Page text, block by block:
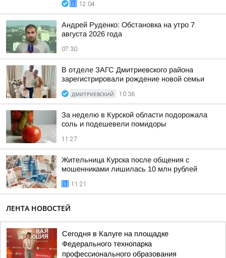
12:04
Андрей Руденко: Обстановка на утро 7
августа 2026 года
07:30
В отделе ЗАГС Дмитриевского района
зарегистрировали рождение новой семьи
ДМИТРИЕВСКИЙ 10:36
За неделю в Курской области подорожала
соль и подешевели помидоры
11:27
Жительница Курска после общения с
мошенниками лишилась 10 млн рублей
11:21
ЛЕНТА НОВОСТЕЙ
Сегодня в Калуге на площадке
Федерального технопарка
профессионального образования